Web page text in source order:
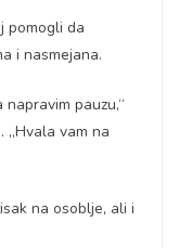
pomogli da
i nasmejana.
pauzu,“
„Hvala vam na
na osoblje, ali i